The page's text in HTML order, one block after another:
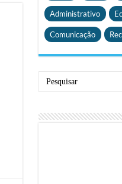
Administrativo
Comunicação